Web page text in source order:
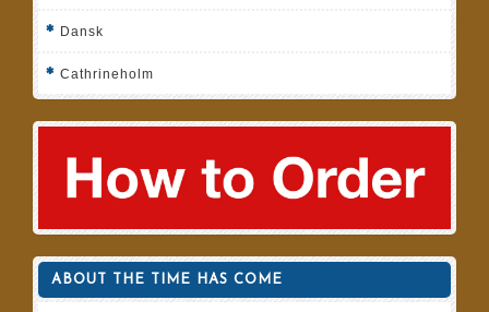
Dansk
Cathrineholm
ABOUT THE TIME HAS COME